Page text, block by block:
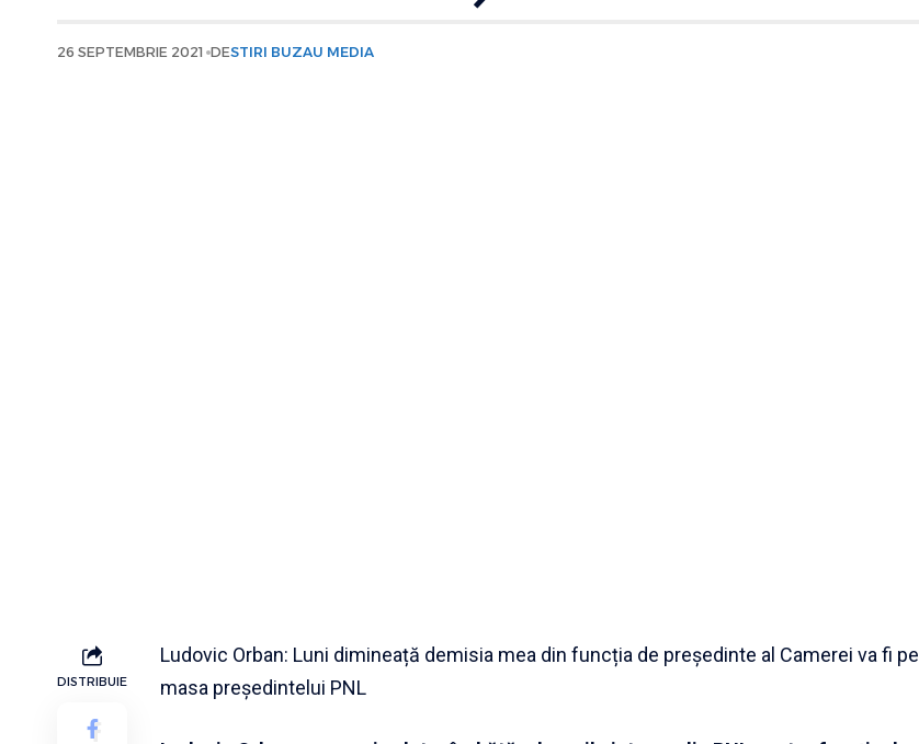
26 SEPTEMBRIE 2021 DESTIRI BUZAU MEDIA
DISTRIBUIE
Ludovic Orban: Luni dimineață demisia mea din funcția de președinte al Camerei va fi pe
masa președintelui PNL